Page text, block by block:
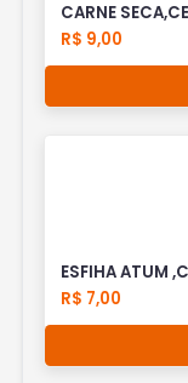
CARNE
R$ 9,00
ESFIHA ATUM
R$ 7,00